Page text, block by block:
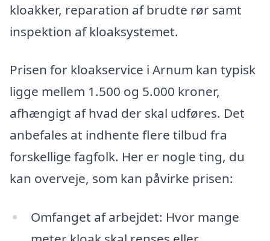
kloakker, reparation af brudte rør samt
inspektion af kloaksystemet.
Prisen for kloakservice i Arnum kan typisk
ligge mellem 1.500 og 5.000 kroner,
afhængigt af hvad der skal udføres. Det
anbefales at indhente flere tilbud fra
forskellige fagfolk. Her er nogle ting, du
kan overveje, som kan påvirke prisen:
Omfanget af arbejdet: Hvor mange